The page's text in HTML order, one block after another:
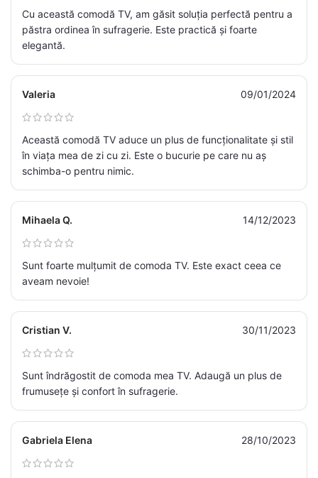
Cu această comodă TV, am găsit soluția perfectă pentru a
păstra ordinea în sufragerie. Este practică și foarte
elegantă.
Valeria 09/01/2024
Această comodă TV aduce un plus de funcționalitate și stil
în viața mea de zi cu zi. Este o bucurie pe care nu aș
schimba-o pentru nimic.
Mihaela Q. 14/12/2023
Sunt foarte mulțumit de comoda TV. Este exact ceea ce
aveam nevoie!
Cristian V. 30/11/2023
Sunt îndrăgostit de comoda mea TV. Adaugă un plus de
frumusețe și confort în sufragerie.
Gabriela Elena 28/10/2023